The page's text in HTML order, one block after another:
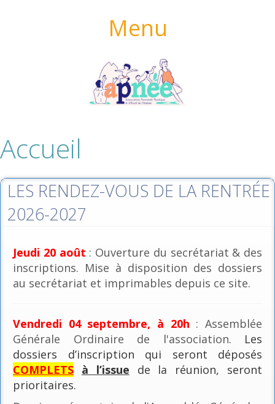
Menu
Accueil
LES RENDEZ-VOUS DE LA RENTRÉE
2026-2027
Jeudi 20 août : Ouverture du secrétariat & des
inscriptions. Mise à disposition des dossiers
au secrétariat et imprimables depuis ce site.
Vendredi 04 septembre, à 20h : Assemblée
Générale Ordinaire de l'association. Les
dossiers d’inscription qui seront déposés
COMPLETS à l’issue de la réunion, seront
prioritaires.